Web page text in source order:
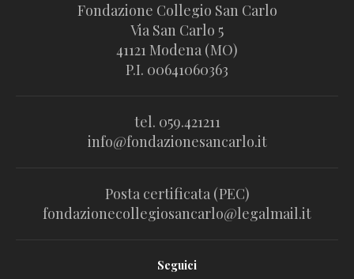
Fondazione Collegio San Carlo
Via San Carlo 5
41121 Modena (MO)
P.I. 00641060363
tel. 059.421211
info@fondazionesancarlo.it
Posta certificata (PEC)
fondazionecollegiosancarlo@legalmail.it
Seguici